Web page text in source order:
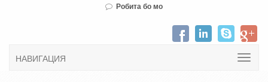
Робита бо мо
НАВИГАЦИЯ